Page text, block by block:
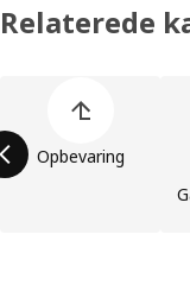
Relaterede
Opbevaring